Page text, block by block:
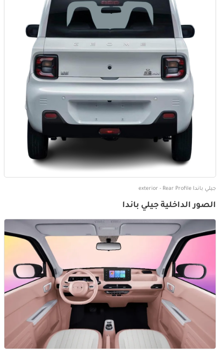
جيلي باندا exterior - Rear Profile
الصور الداخلية جيلي باندا